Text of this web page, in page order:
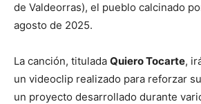
de Valdeorras), el pueblo calcinado
agosto de 2025.
La canción, titulada Quiero Tocarte,
un videoclip realizado para reforzar
un proyecto desarrollado durante